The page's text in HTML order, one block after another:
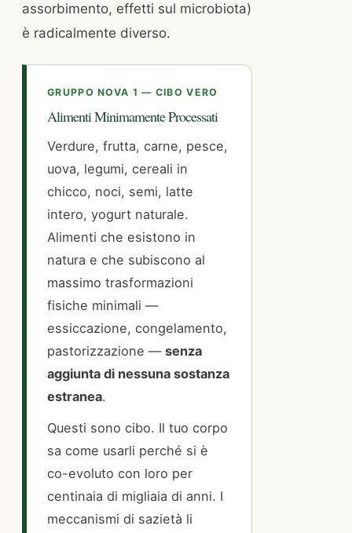
assorbimento, effetti sul microbiota)
è radicalmente diverso.
GRUPPO NOVA 1 — CIBO VERO
Alimenti Minimamente Processati
Verdure, frutta, carne, pesce,
uova, legumi, cereali in
chicco, noci, semi, latte
intero, yogurt naturale.
Alimenti che esistono in
natura e che subiscono al
massimo trasformazioni
fisiche minimali —
essiccazione, congelamento,
pastorizzazione — senza
aggiunta di nessuna sostanza
estranea.
Questi sono cibo. Il tuo corpo
sa come usarli perché si è
co-evoluto con loro per
centinaia di migliaia di anni. I
meccanismi di sazietà li